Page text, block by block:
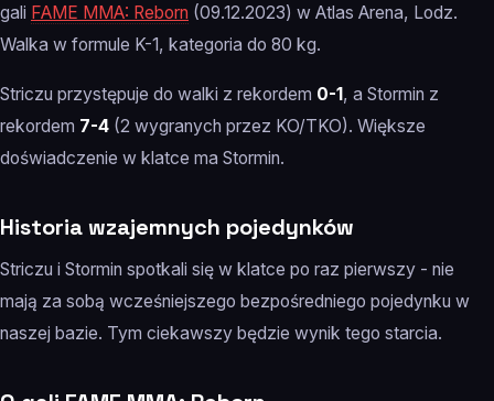
gali FAME MMA: Reborn (09.12.2023) w Atlas Arena, Lodz.
Walka w formule K-1, kategoria do 80 kg.
Striczu przystępuje do walki z rekordem 0-1 , a Stormin z
rekordem 7-4 (2 wygranych przez KO/TKO). Większe
doświadczenie w klatce ma Stormin.
Historia wzajemnych pojedynków
Striczu i Stormin spotkali się w klatce po raz pierwszy - nie
mają za sobą wcześniejszego bezpośredniego pojedynku w
naszej bazie. Tym ciekawszy będzie wynik tego starcia.